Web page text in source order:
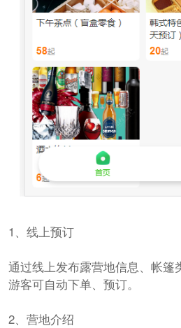
1、线上预订
通过线上发布露营地信息、帐篷
游客可自动下单、预订。
2、营地介绍